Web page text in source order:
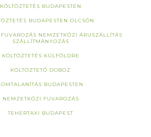
KÖLTÖZTETÉS BUDAPESTEN
BUDAPESTEN OLCSÓN
FUVAROZÁS NEMZETKÖZI ÁRUSZÁLLÍTÁS
SZÁLLÍTMÁNYOZÁS
KÖLTÖZTETÉS KÜLFÖLDRE
KÖLTÖZTETŐ DOBOZ
BUDAPESTEN
NEMZETKÖZI FUVAROZÁS
TEHERTAXI BUDAPEST